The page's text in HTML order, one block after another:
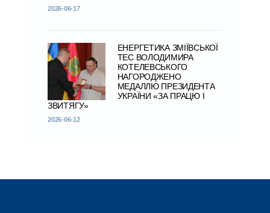
2026-06-17
ЕНЕРГЕТИКА ЗМІЇВСЬКОЇ
ТЕС ВОЛОДИМИРА
КОТЕЛЕВСЬКОГО
НАГОРОДЖЕНО
МЕДАЛЛЮ ПРЕЗИДЕНТА
УКРАЇНИ «ЗА ПРАЦЮ І
ЗВИТЯГУ»
2026-06-12